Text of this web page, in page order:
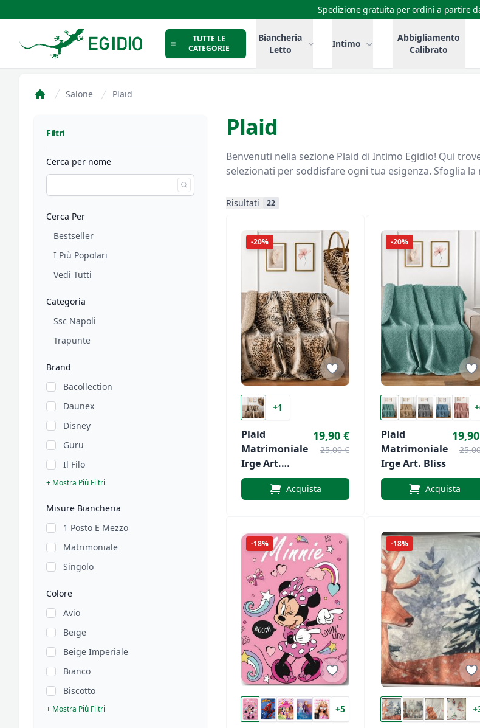
Spedizione gratuita per ordini a partire
Intimo Egidio
TUTTE LE
CATEGORIE
Biancheria
Letto
Intimo
Abbigliamento
Calibrato
Salone Plaid
Filtri
Cerca per nome
Cerca Per
Bestseller
I Più Popolari
Vedi Tutti
Categoria
Ssc Napoli
Trapunte
Brand
Bacollection
Daunex
Disney
Guru
Il Filo
+ Mostra Più Filtri
Misure Biancheria
1 Posto E Mezzo
Matrimoniale
Singolo
Colore
Avio
Beige
Beige Imperiale
Bianco
Biscotto
+ Mostra Più Filtri
Plaid
Benvenuti nella sezione Plaid di Intimo Egidio! Qui
selezionati per soddisfare ogni tua esigenza. Sfoglia
Risultati 22
-20%
+1
Plaid
Matrimoniale
Irge Art.
Honolulu Con
Borsa Inclusa
19,90 €
25,00 €
Acquista
-20%
Plaid
Matrimoniale
Irge Art. Bliss
Acquista
-18%
+5
-18%